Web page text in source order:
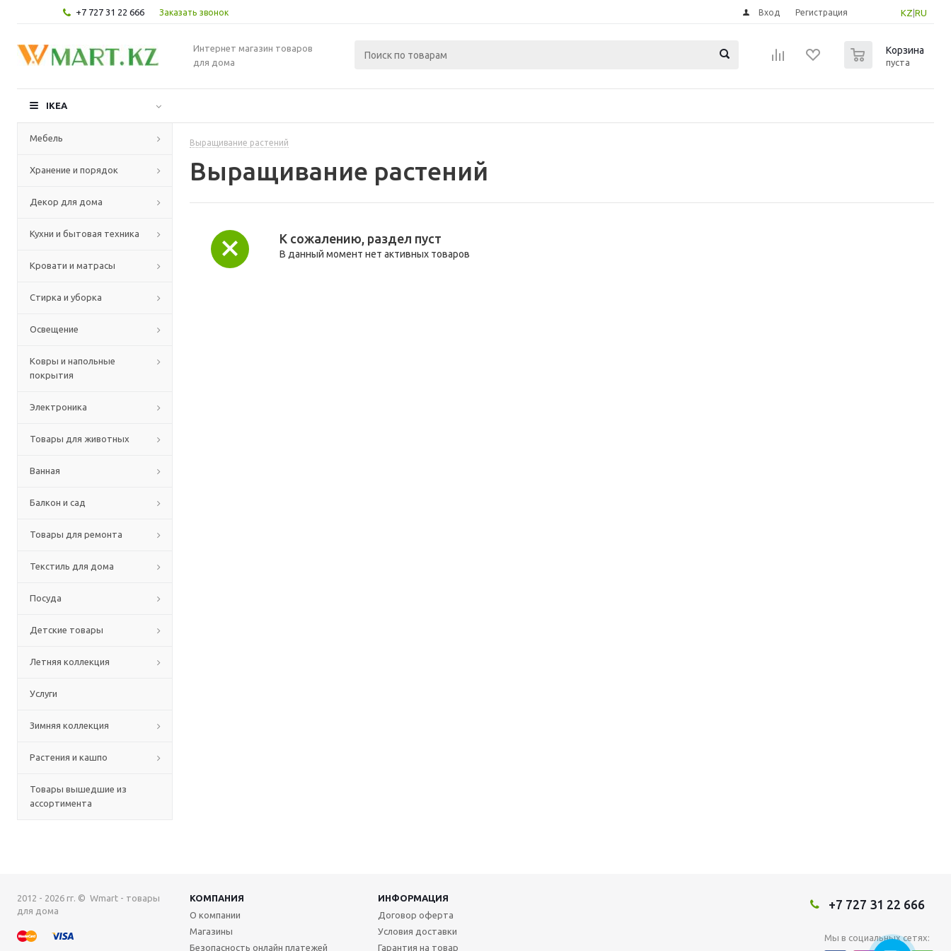
+7 727 31 22 666 Заказать звонок KZ RU
Вход Регистрация
Интернет магазин товаров
для дома
Корзина
пуста
IKEA
Мебель
Хранение и порядок
Декор для дома
Кухни и бытовая техника
Кровати и матрасы
Стирка и уборка
Освещение
Ковры и напольные
покрытия
Электроника
Товары для животных
Ванная
Балкон и сад
Товары для ремонта
Текстиль для дома
Посуда
Детские товары
Летняя коллекция
Услуги
Зимняя коллекция
Растения и кашпо
Товары вышедшие из
ассортимента
Выращивание растений
Выращивание растений
К сожалению, раздел пуст
В данный момент нет активных товаров
2012 - 2026 гг. © Wmart - товары
для дома
КОМПАНИЯ
ИНФОРМАЦИЯ
О компании
Магазины
Безопасность онлайн платежей
Договор оферта
Условия доставки
Гарантия на товар
+7 727 31 22 666
Мы в социальных сетях: